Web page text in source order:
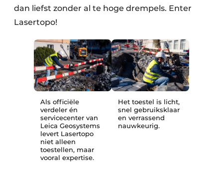
dan liefst zonder al te hoge drempels. Enter
Lasertopo!
Als officiële
verdeler én
servicecenter van
Leica Geosystems
levert Lasertopo
niet alleen
toestellen, maar
vooral expertise.
Het toestel is licht,
snel gebruiksklaar
en verrassend
nauwkeurig.